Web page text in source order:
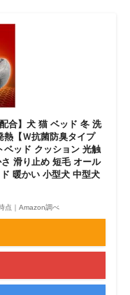
合】犬 猫 ベッド 冬 洗
熱【Ｗ抗菌防臭タイプ
ベッド クッション 光触
滑り止め 短毛 オール
暖かい 小型犬 中型犬
点｜Amazon調べ